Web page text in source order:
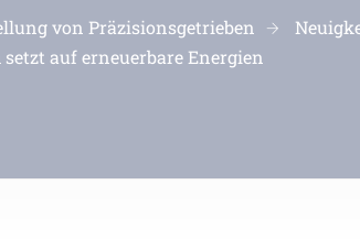
von Präzisionsgetrieben
auf erneuerbare Energien